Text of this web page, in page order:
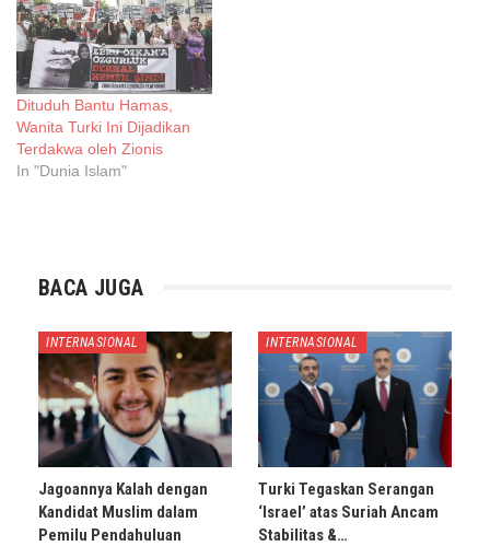
Dituduh Bantu Hamas,
Wanita Turki Ini Dijadikan
Terdakwa oleh Zionis
In "Dunia Islam"
BACA JUGA
INTERNASIONAL
Jagoannya Kalah dengan
Kandidat Muslim dalam
Pemilu Pendahuluan
INTERNASIONAL
Turki Tegaskan Serangan
‘Israel’ atas Suriah Ancam
Stabilitas &…